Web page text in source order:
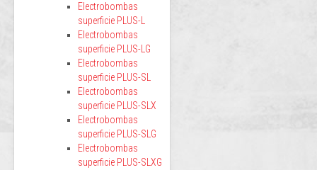
Electrobombas
superficie PLUS-L
Electrobombas
superficie PLUS-LG
Electrobombas
superficie PLUS-SL
Electrobombas
superficie PLUS-SLX
Electrobombas
superficie PLUS-SLG
Electrobombas
superficie PLUS-SLXG